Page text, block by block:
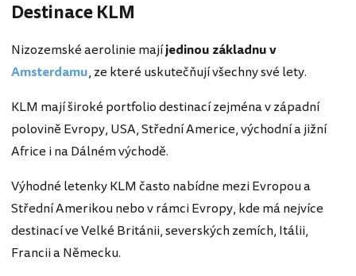
Destinace KLM
Nizozemské aerolinie majíjedinou základnu v
Amsterdamu, ze které uskutečňují všechny své lety.
KLM mají široké portfolio destinací zejména v západní
polovině Evropy, USA, Střední Americe, východní a jižní
Africe i na Dálném východě.
Výhodné letenky KLM často nabídne mezi Evropou a
Střední Amerikou nebo v rámci Evropy, kde má nejvíce
destinací ve Velké Británii, severských zemích, Itálii,
Francii a Německu.